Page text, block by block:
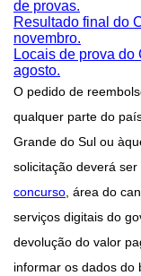
de provas.
Resultado final do
novembro.
Locais de prova
agosto.
O pedido de
qualquer parte do
Grande do Sul ou
solicitação deverá ser
concurso, área do
serviços digitais do
devolução do valor
informar os dados do